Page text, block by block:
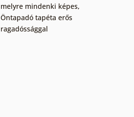
melyre mindenki képes,
Öntapadó tapéta erős
ragadóssággal